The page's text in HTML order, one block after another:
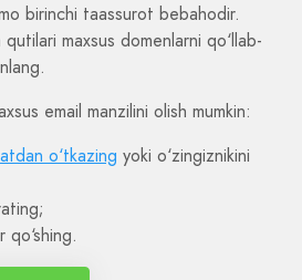
birinchi taassurot bebahodir.
maxsus domenlarni qo‘llab-
email manzilini olish mumkin:
o‘tkazing yoki o‘zingiznikini
qo‘shing.